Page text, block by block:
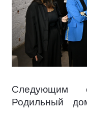
Следующим
Родильный